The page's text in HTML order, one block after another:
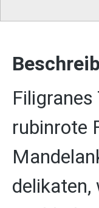
rubinrote
delikaten,